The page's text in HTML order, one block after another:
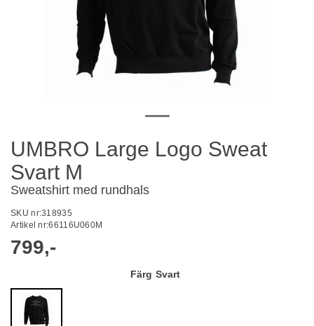
UMBRO Large Logo Sweat
Svart M
Sweatshirt med rundhals
SKU nr:318935
Artikel nr:66116U060M
799,-
Färg Svart